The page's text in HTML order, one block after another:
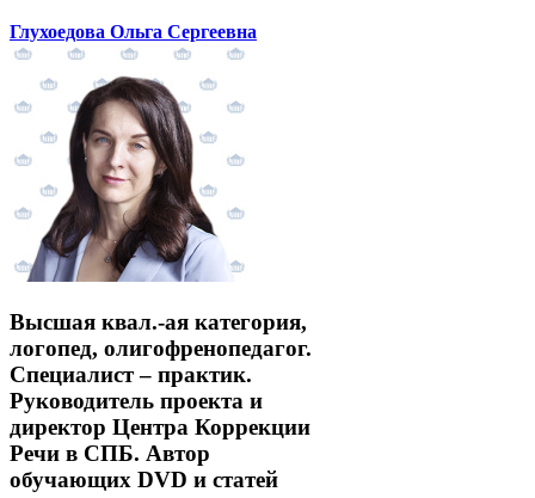
Глухоедова Ольга Сергеевна
Высшая квал.-ая категория,
логопед, олигофренопедагог.
Специалист – практик.
Руководитель проекта и
директор Центра Коррекции
Речи в СПБ. Автор
обучающих DVD и статей